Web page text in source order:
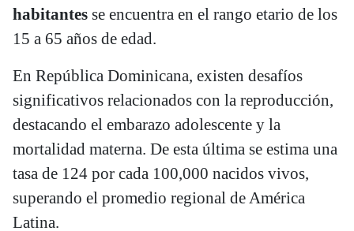
habitantes se encuentra en el rango etario de los
15 a 65 años de edad.
En República Dominicana, existen desafíos
significativos relacionados con la reproducción,
destacando el embarazo adolescente y la
mortalidad materna. De esta última se estima una
tasa de 124 por cada 100,000 nacidos vivos,
superando el promedio regional de América
Latina.